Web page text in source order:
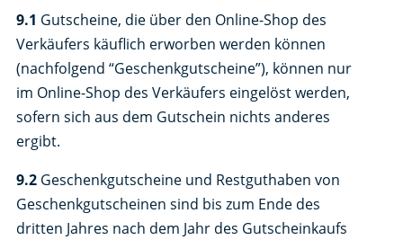
9.1 Gutscheine, die über den Online-Shop des
Verkäufers käuflich erworben werden können
(nachfolgend “Geschenkgutscheine”), können nur
im Online-Shop des Verkäufers eingelöst werden,
sofern sich aus dem Gutschein nichts anderes
ergibt.
9.2Geschenkgutscheine und Restguthaben von
Geschenkgutscheinen sind bis zum Ende des
dritten Jahres nach dem Jahr des Gutscheinkaufs